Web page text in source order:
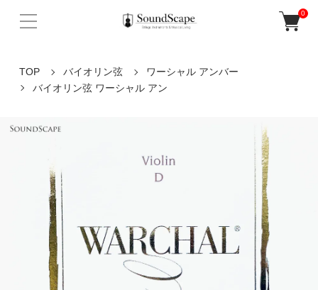
0
TOP バイオリン弦
ワーシャル アンバー
バイオリン弦 ワーシャル アン